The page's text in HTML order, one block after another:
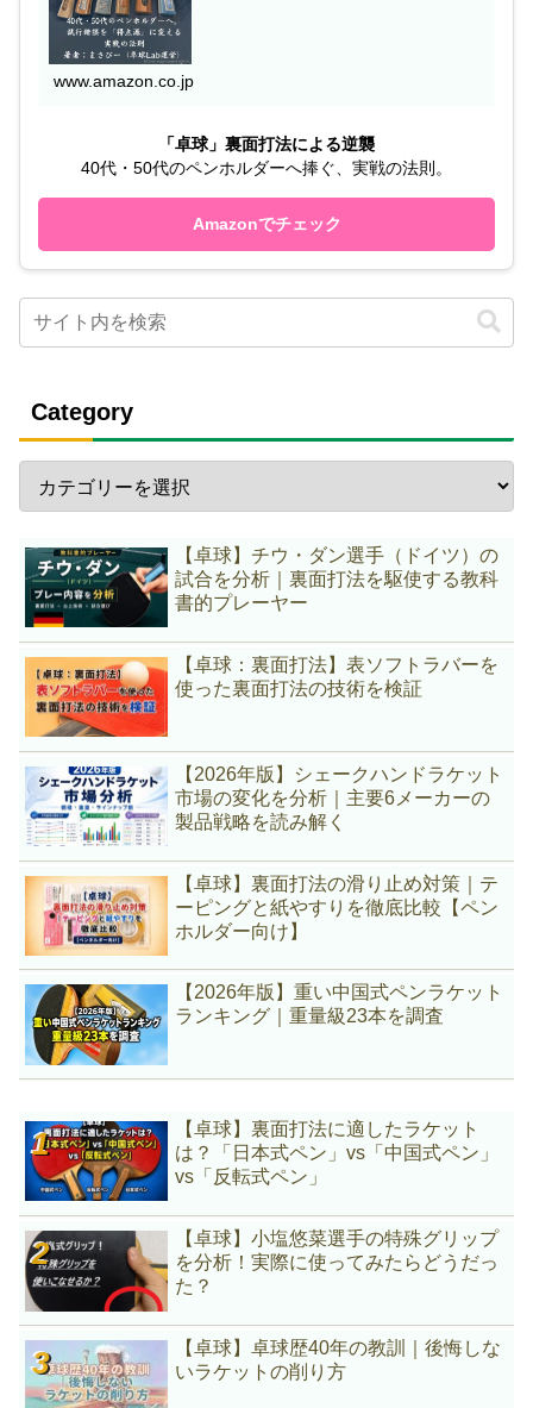
www.amazon.co.jp
「卓球」裏面打法による逆襲
40代・50代のペンホルダーへ捧ぐ、実戦の法則。
Amazonでチェック
Category
【卓球】チウ・ダン選手（ドイツ）の
試合を分析｜裏面打法を駆使する教科
書的プレーヤー
【卓球：裏面打法】表ソフトラバーを
使った裏面打法の技術を検証
【2026年版】シェークハンドラケット
市場の変化を分析｜主要6メーカーの
製品戦略を読み解く
【卓球】裏面打法の滑り止め対策｜テ
ーピングと紙やすりを徹底比較【ペン
ホルダー向け】
【2026年版】重い中国式ペンラケット
ランキング｜重量級23本を調査
【卓球】裏面打法に適したラケット
は？「日本式ペン」vs「中国式ペン」
vs「反転式ペン」
【卓球】小塩悠菜選手の特殊グリップ
を分析！実際に使ってみたらどうだっ
た？
【卓球】卓球歴40年の教訓｜後悔しな
いラケットの削り方